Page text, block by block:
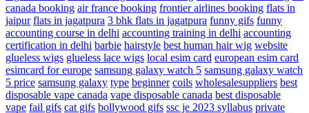
canada booking air france booking frontier airlines booking flats in
jaipur flats in jagatpura 3 bhk flats in jagatpura funny gifs funny
accounting course in delhi accounting training in delhi accounting
certification in delhi barbie hairstyle best human hair wig website
glueless wigs glueless lace wigs local esim card european esim card
esimcard for europe samsung galaxy watch 5 samsung galaxy watch
5 price samsung galaxy type beginner coils wholesalesuppliers best
disposable vape canada vape disposable canada best disposable
vape fail gifs cat gifs bollywood gifs ssc je 2023 syllabus private